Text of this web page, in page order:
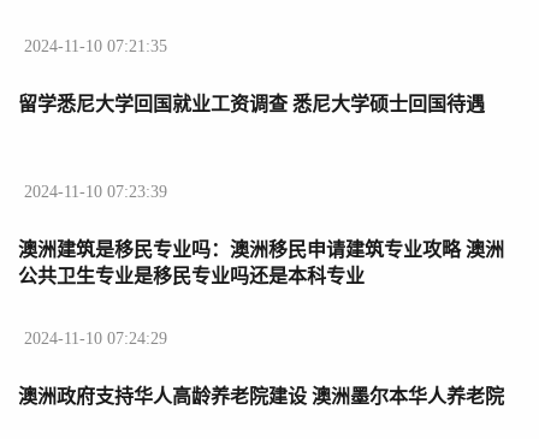
2024-11-10 07:21:35
留学悉尼大学回国就业工资调查 悉尼大学硕士回国待遇
2024-11-10 07:23:39
澳洲建筑是移民专业吗：澳洲移民申请建筑专业攻略 澳洲
公共卫生专业是移民专业吗还是本科专业
2024-11-10 07:24:29
澳洲政府支持华人高龄养老院建设 澳洲墨尔本华人养老院